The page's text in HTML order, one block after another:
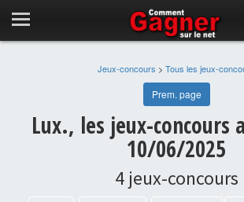
Jeux-concours > Tous les jeux-
Prem. page
Lux., les jeux-concours
10/06/2025
4 jeux-concours